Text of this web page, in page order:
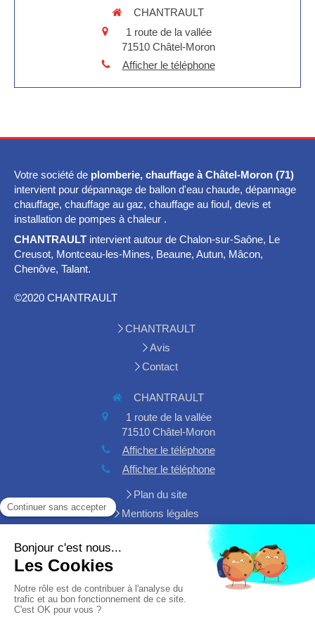
CHANTRAULT
1 route de la vallée
71510 Châtel-Moron
Afficher le téléphone
Votre société de plomberie, chauffage à Châtel-Moron (71)
intervient pour dépannage de ballon d'eau chaude, dépannage
chauffage, chauffage au gaz, chauffage au fioul, devis et
installation de pompes à chaleur .
CHANTRAULT intervient autour de Chalon-sur-Saône, Le
Creusot, Montceau-les-Mines, Beaune, Autun, Mâcon,
Chenôve, Talant.
©2020 CHANTRAULT
CHANTRAULT
Avis
Contact
CHANTRAULT
1 route de la vallée
71510 Châtel-Moron
Afficher le téléphone
Afficher le téléphone
Plan du site
Mentions légales
Demander un devis
Création et référencement du site par Simplébo